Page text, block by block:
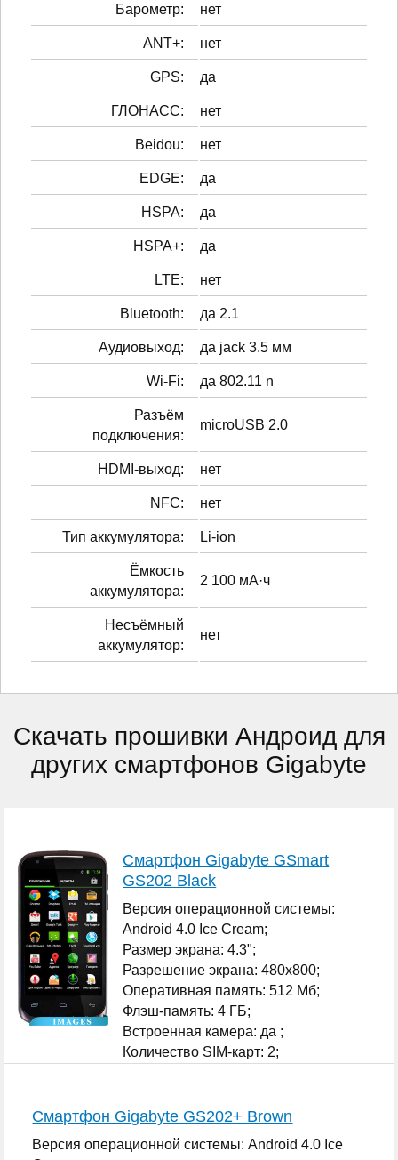
Барометр: нет
ANT+: нет
GPS: да
ГЛОНАСС: нет
Beidou: нет
EDGE: да
HSPA: да
HSPA+: да
LTE: нет
Bluetooth: да 2.1
Аудиовыход: да jack 3.5 мм
Wi-Fi: да 802.11 n
Разъём
подключения:
microUSB 2.0
HDMI-выход: нет
NFC: нет
Тип аккумулятора: Li-ion
Ёмкость
аккумулятора:
2 100 мА·ч
Несъёмный
аккумулятор:
нет
Скачать прошивки Андроид для
других смартфонов Gigabyte
Смартфон Gigabyte GSmart
GS202 Black
Версия операционной системы:
Android 4.0 Ice Cream;
Размер экрана: 4.3";
Разрешение экрана: 480x800;
Оперативная память: 512 Мб;
Флэш-память: 4 ГБ;
Встроенная камера: да ;
Количество SIM-карт: 2;
Смартфон Gigabyte GS202+ Brown
Версия операционной системы: Android 4.0 Ice